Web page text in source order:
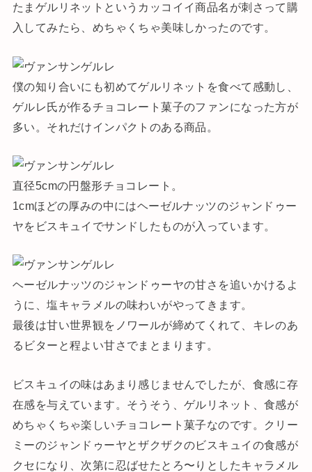
たまゲルリネットというカッコイイ商品名が刺さって購
入してみたら、めちゃくちゃ美味しかったのです。
僕の知り合いにも初めてゲルリネットを食べて感動し、
ゲルレ氏が作るチョコレート菓子のファンになった方が
多い。それだけインパクトのある商品。
直径5cmの円盤形チョコレート。
1cmほどの厚みの中にはヘーゼルナッツのジャンドゥー
ヤをビスキュイでサンドしたものが入っています。
ヘーゼルナッツのジャンドゥーヤの甘さを追いかけるよ
うに、塩キャラメルの味わいがやってきます。
最後は甘い世界観をノワールが締めてくれて、キレのあ
るビターと程よい甘さでまとまります。
ビスキュイの味はあまり感じませんでしたが、食感に存
在感を与えています。そうそう、ゲルリネット、食感が
めちゃくちゃ楽しいチョコレート菓子なのです。クリー
ミーのジャンドゥーヤとザクザクのビスキュイの食感が
クセになり、次第に忍ばせたとろ〜りとしたキャラメル